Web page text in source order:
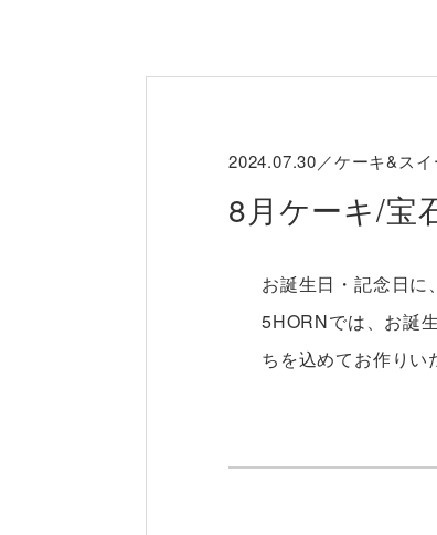
2024.07.30／ケーキ&ス
8月ケーキ/宝
お誕生日・記念日に
5HORNでは、お誕
ちを込めてお作りい